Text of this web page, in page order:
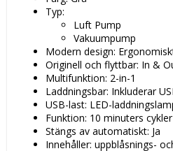
Typ:
Luft Pump
Vakuumpump
Modern design:
Originell och flyttbar: In &
Multifunktion: 2-in-1
Laddningsbar: Inkluderar
USB-last: LED-
Funktion: 10 minuters cykler
Stängs av automatiskt: Ja
Innehåller: uppblåsnings-